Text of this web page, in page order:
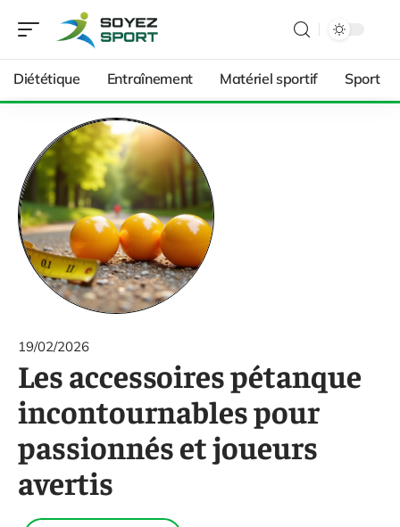
Diététique Entraînement Matériel sportif Sport
19/02/2026
Les accessoires pétanque
incontournables pour
passionnés et joueurs
avertis